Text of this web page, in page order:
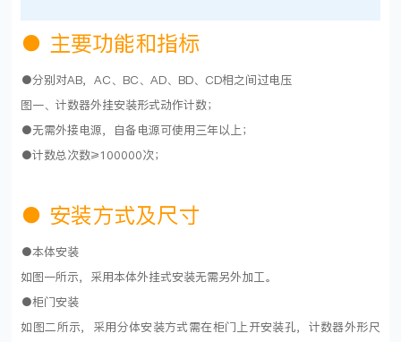
● 主要功能和指标
●分别对AB，AC、BC、AD、BD、CD相之间过电压
图一、计数器外挂安装形式动作计数；
●无需外接电源，自备电源可使用三年以上；
●计数总次数≥100000次；
● 安装方式及尺寸
●本体安装
如图一所示，采用本体外挂式安装无需另外加工。
●柜门安装
如图二所示，采用分体安装方式需在柜门上开安装孔，计数器外形尺